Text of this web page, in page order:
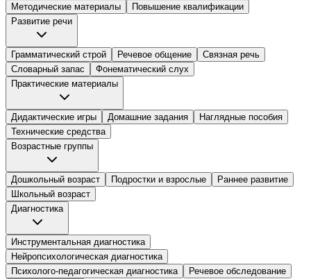
Методические материалы
Повышение квалификации
Развитие речи
Грамматический строй Речевое общение
Связная речь
Словарный запас
Фонематический слух
Практические материалы
Дидактические игры Домашние задания
Наглядные пособия
Технические средства
Возрастные группы
Дошкольный возраст Подростки и взрослые
Раннее развитие
Школьный возраст
Диагностика
Инструментальная диагностика
Нейропсихологическая диагностика
Психолого-педагогическая диагностика
Речевое обследование